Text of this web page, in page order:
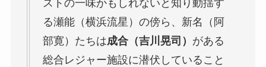
ストの一味かもしれないと知り動揺す
る瀬能（横浜流星）の傍ら、新名（阿
部寛）たちは成合（吉川晃司） がある
総合レジャー施設に潜伏していること